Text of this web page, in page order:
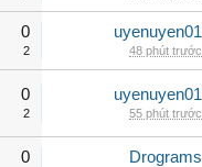
0
2
uyenuyen01
48 phút trước
0
2
uyenuyen01
55 phút trước
0 Drograms